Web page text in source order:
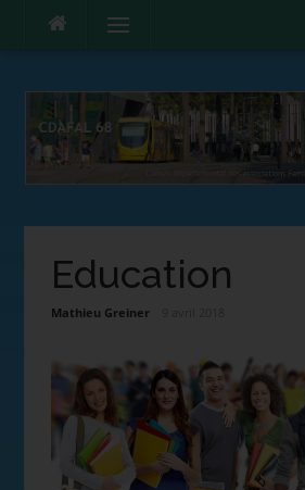
Menu
Education
Mathieu Greiner